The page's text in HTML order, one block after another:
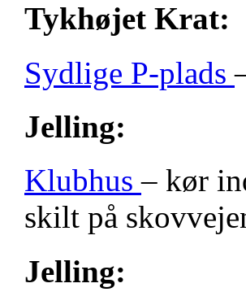
Tykhøjet Krat:
Sydlige P-plads
Jelling:
Klubhus– kør
skilt på
Jelling: